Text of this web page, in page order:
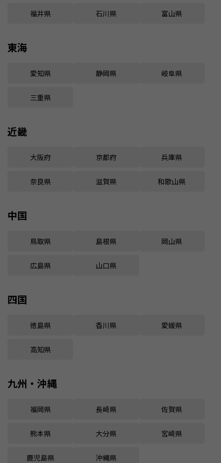
福井県 石川県 富山県
東海
愛知県 静岡県 岐阜県
三重県
近畿
大阪府 京都府 兵庫県
奈良県 滋賀県 和歌山県
中国
鳥取県 島根県 岡山県
広島県 山口県
四国
徳島県 香川県 愛媛県
高知県
九州・沖縄
福岡県 長崎県 佐賀県
熊本県 大分県 宮崎県
鹿児島県 沖縄県